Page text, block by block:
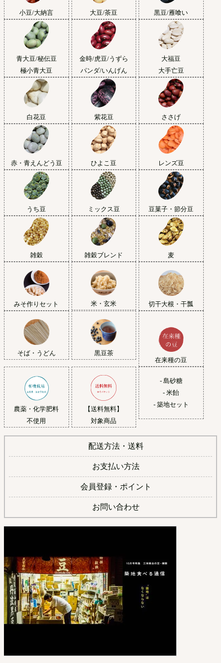
小豆/大納言 大豆/茶豆 黒豆/雁喰い
青大豆/秘伝豆
極小青大豆
金時/虎豆/うずら
パンダ/いんげん
大福豆
大手亡豆
白花豆 紫花豆 ささげ
赤・青えんどう豆 ひよこ豆 レンズ豆
うち豆 ミックス豆 豆菓子・節分豆
雑穀 雑穀ブレンド 麦
みそ作りセット 米・玄米 切干大根・干瓢
そば・うどん
黒豆茶
在来種の豆
農薬・化学肥料
不使用
【送料無料】
対象商品
- 島砂糖
- 米飴
- 築地セット
配送方法・送料
お支払い方法
会員登録・ポイント
お問い合わせ